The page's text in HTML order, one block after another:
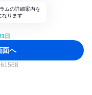
ムの詳細案内を
なります
日
面へ